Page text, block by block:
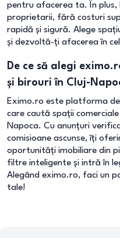
pentru afacerea ta. În
proprietarii, fără costuri
rapidă și sigură. Alege
și dezvoltă-ți afacerea în
De ce să alegi
și birouri în Cluj-
Eximo.ro este platforma
care caută spații
Napoca. Cu anunțuri
comisioane ascunse, îți
oportunități imobiliare din
filtre inteligente și intră în
Alegând eximo.ro, faci un
tale!